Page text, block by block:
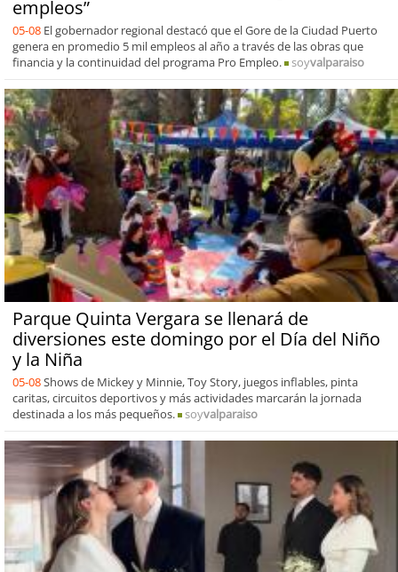
empleos”
05-08 El gobernador regional destacó que el Gore de la Ciudad Puerto
genera en promedio 5 mil empleos al año a través de las obras que
financia y la continuidad del programa Pro Empleo.
soyvalparaiso
Parque Quinta Vergara se llenará de
diversiones este domingo por el Día del Niño
y la Niña
05-08Shows de Mickey y Minnie, Toy Story, juegos inflables, pinta
caritas, circuitos deportivos y más actividades marcarán la jornada
destinada a los más pequeños.
soyvalparaiso